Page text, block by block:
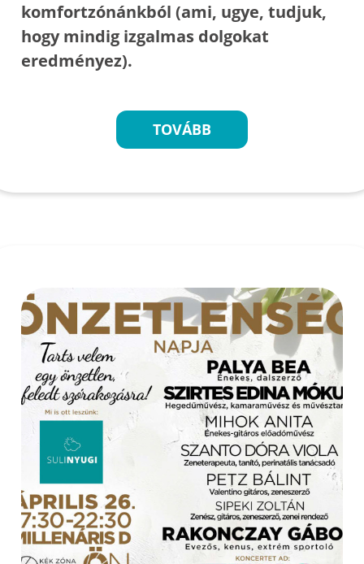
komfortzónánkból (ami, ugye, tudjuk,
hogy mindig izgalmas dolgokat
eredményez).
TOVÁBB